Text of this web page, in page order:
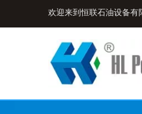
欢迎来到恒联石油设备有